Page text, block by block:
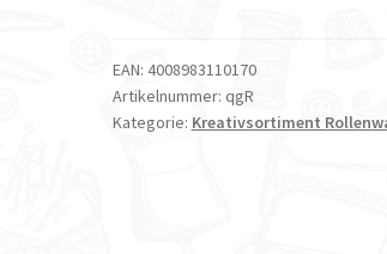
x
25m
Menge
EAN: 4008983110170
Artikelnummer: qgR
Kategorie: Kreativsortiment